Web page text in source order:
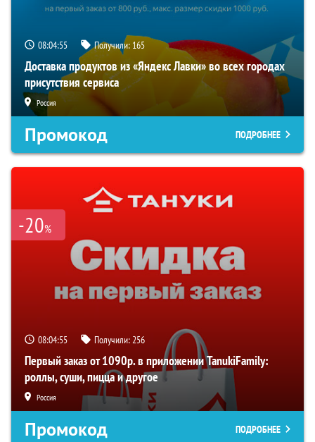
08:04:54 Получили: 165
Доставка продуктов из «Яндекс Лавки» во всех городах
присутствия сервиса
Россия
Промокод ПОДРОБНЕЕ
-20%
08:04:54 Получили:256
Первый заказ от 1090р. в приложении TanukiFamily:
роллы, суши, пицца и другое
Россия
Промокод ПОДРОБНЕЕ